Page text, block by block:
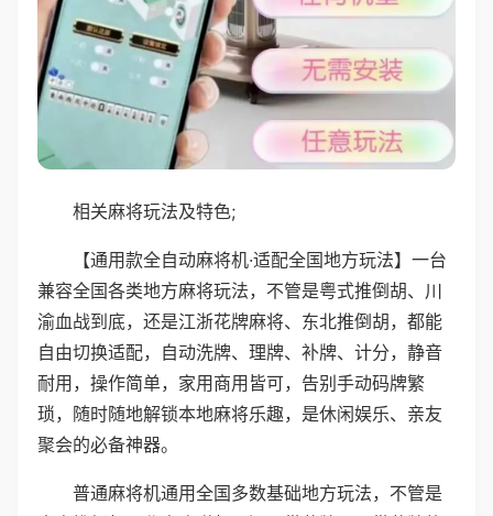
相关麻将玩法及特色;
【通用款全自动麻将机·适配全国地方玩法】一台
兼容全国各类地方麻将玩法，不管是粤式推倒胡、川
渝血战到底，还是江浙花牌麻将、东北推倒胡，都能
自由切换适配，自动洗牌、理牌、补牌、计分，静音
耐用，操作简单，家用商用皆可，告别手动码牌繁
琐，随时随地解锁本地麻将乐趣，是休闲娱乐、亲友
聚会的必备神器。
普通麻将机通用全国多数基础地方玩法，不管是